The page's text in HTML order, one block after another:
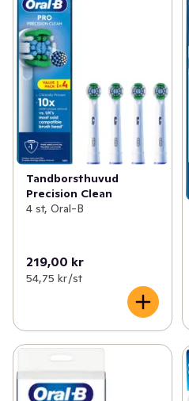
Tandborsthuvud
Precision Clean
4 st, Oral-B
219,00 kr
54,75 kr /st